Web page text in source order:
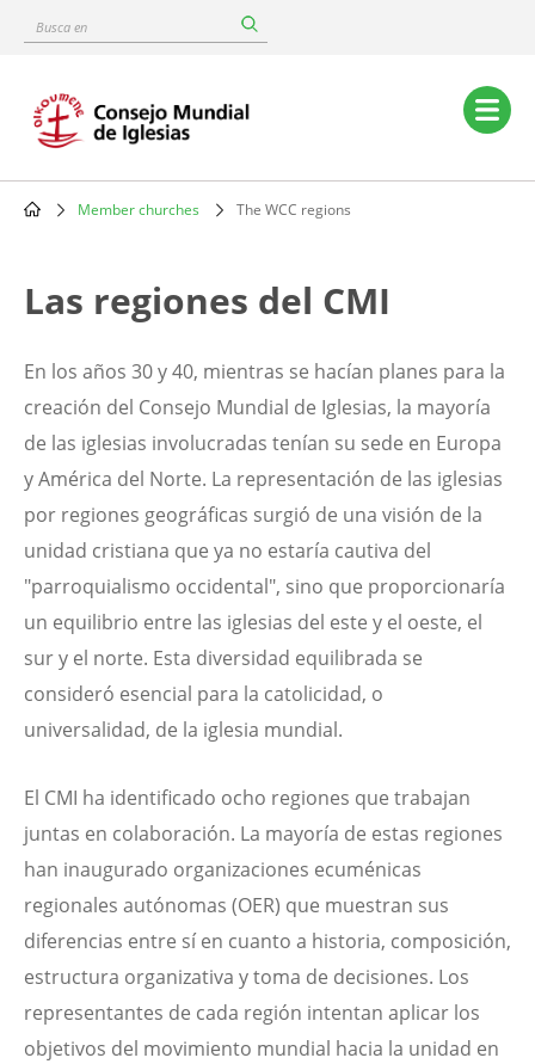
content
Busca
Main
navigation
Member churches The WCC regions
Las regiones del CMI
En los años 30 y 40, mientras se hacían planes para la
creación del Consejo Mundial de Iglesias, la mayoría
de las iglesias involucradas tenían su sede en Europa
y América del Norte. La representación de las iglesias
por regiones geográficas surgió de una visión de la
unidad cristiana que ya no estaría cautiva del
"parroquialismo occidental", sino que proporcionaría
un equilibrio entre las iglesias del este y el oeste, el
sur y el norte. Esta diversidad equilibrada se
consideró esencial para la catolicidad, o
universalidad, de la iglesia mundial.
El CMI ha identificado ocho regiones que trabajan
juntas en colaboración. La mayoría de estas regiones
han inaugurado organizaciones ecuménicas
regionales autónomas (OER) que muestran sus
diferencias entre sí en cuanto a historia, composición,
estructura organizativa y toma de decisiones. Los
representantes de cada región intentan aplicar los
objetivos del movimiento mundial hacia la unidad en